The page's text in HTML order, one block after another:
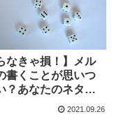
なきゃ損！】メル
書くことが思いつ
？あなたのネタ切
ける２２個のテー
2021.09.26